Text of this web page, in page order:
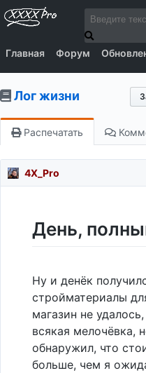
Главная Форум
Лог жизни
Распечатать
4X_Pro
День,
Ну и денёк
стройматериалы
магазин не
всякая мелочёвка,
обнаружил, что
больше, чем я